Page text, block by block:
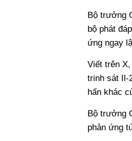
Bộ trưởng
bộ phát
ứng ngay
Viết trên
trinh sát Il-
hấn khác
Bộ trưởng
phản ứng